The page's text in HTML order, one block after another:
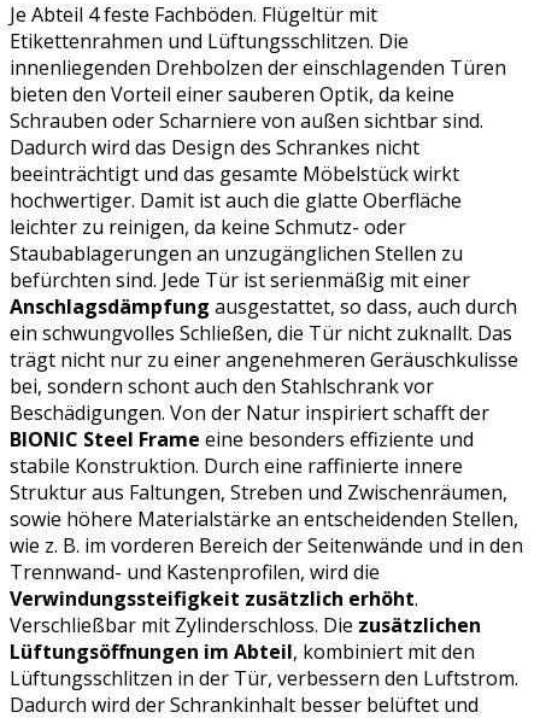
Je Abteil 4 feste Fachböden. Flügeltür mit
Etikettenrahmen und Lüftungsschlitzen. Die
innenliegenden Drehbolzen der einschlagenden Türen
bieten den Vorteil einer sauberen Optik, da keine
Schrauben oder Scharniere von außen sichtbar sind.
Dadurch wird das Design des Schrankes nicht
beeinträchtigt und das gesamte Möbelstück wirkt
hochwertiger. Damit ist auch die glatte Oberfläche
leichter zu reinigen, da keine Schmutz- oder
Staubablagerungen an unzugänglichen Stellen zu
befürchten sind. Jede Tür ist serienmäßig mit einer
Anschlagsdämpfung ausgestattet, so dass, auch durch
ein schwungvolles Schließen, die Tür nicht zuknallt. Das
trägt nicht nur zu einer angenehmeren Geräuschkulisse
bei, sondern schont auch den Stahlschrank vor
Beschädigungen. Von der Natur inspiriert schafft der
BIONIC Steel Frame eine besonders effiziente und
stabile Konstruktion. Durch eine raffinierte innere
Struktur aus Faltungen, Streben und Zwischenräumen,
sowie höhere Materialstärke an entscheidenden Stellen,
wie z. B. im vorderen Bereich der Seitenwände und in den
Trennwand- und Kastenprofilen, wird die
Verwindungssteifigkeit zusätzlich erhöht.
Verschließbar mit Zylinderschloss. Die zusätzlichen
Lüftungsöffnungen im Abteil, kombiniert mit den
Lüftungsschlitzen in der Tür, verbessern den Luftstrom.
Dadurch wird der Schrankinhalt besser belüftet und